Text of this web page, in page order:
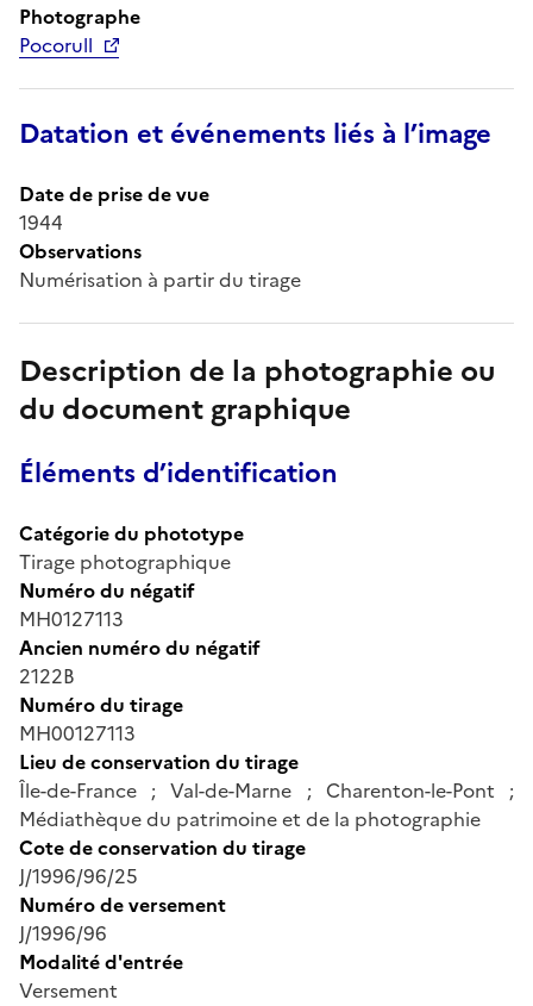
Photographe
Pocorull
Datation et événements liés à l’image
Date de prise de vue
1944
Observations
Numérisation à partir du tirage
Description de la photographie ou
du document graphique
Éléments d’identification
Catégorie du phototype
Tirage photographique
Numéro du négatif
MH0127113
Ancien numéro du négatif
2122B
Numéro du tirage
MH00127113
Lieu de conservation du tirage
Île-de-France ; Val-de-Marne ; Charenton-le-Pont ;
Médiathèque du patrimoine et de la photographie
Cote de conservation du tirage
J/1996/96/25
Numéro de versement
J/1996/96
Modalité d'entrée
Versement